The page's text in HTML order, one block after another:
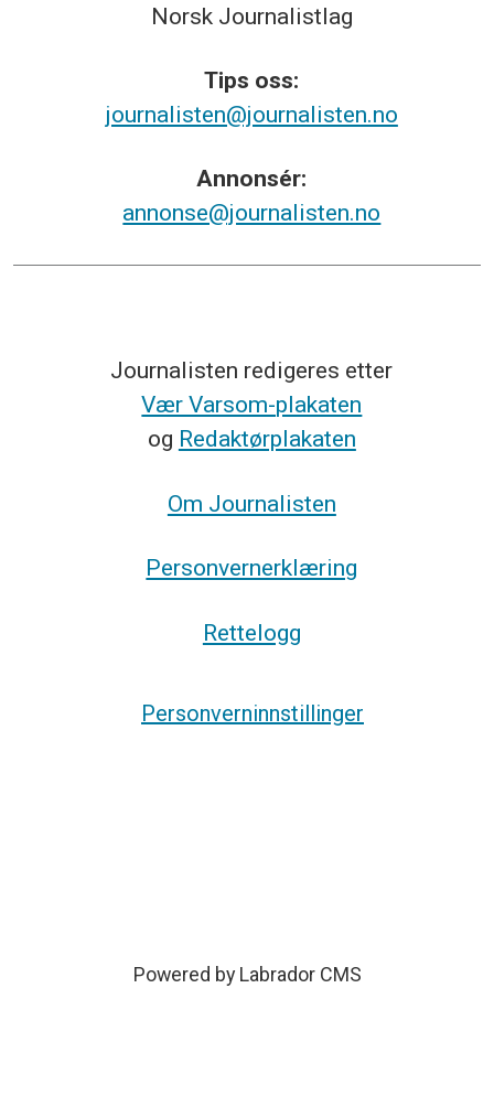
Norsk Journalistlag
Tips oss:
journalisten@journalisten.no
Annonsér:
annonse@journalisten.no
Journalisten redigeres etter
Vær Varsom-plakaten
og Redaktørplakaten
Om Journalisten
Personvernerklæring
Rettelogg
Personverninnstillinger
Powered by Labrador CMS